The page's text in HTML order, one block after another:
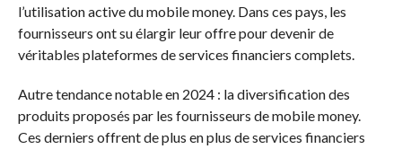
l’utilisation active du mobile money. Dans ces pays, les
fournisseurs ont su élargir leur offre pour devenir de
véritables plateformes de services financiers complets.
Autre tendance notable en 2024 : la diversification des
produits proposés par les fournisseurs de mobile money.
Ces derniers offrent de plus en plus de services financiers